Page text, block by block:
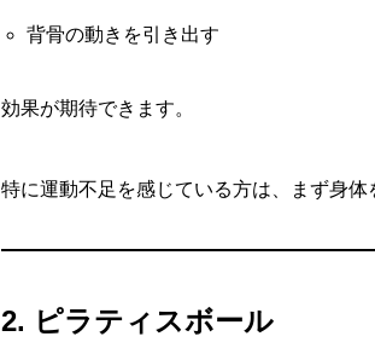
背骨の動きを引き出す
効果が期待できます。
特に運動不足を感じている方は、まず身体
2. ピラティスボール